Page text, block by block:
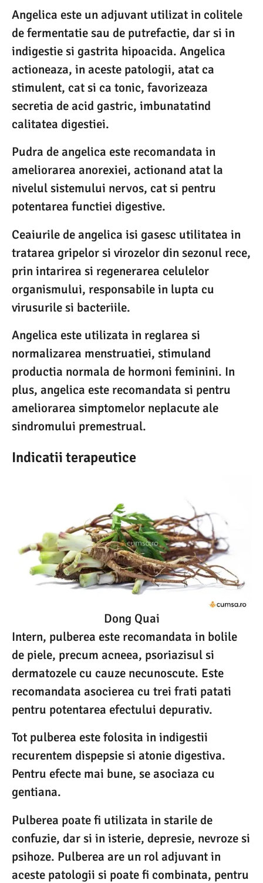
Angelica este un adjuvant utilizat in colitele
de fermentatie sau de putrefactie, dar si in
indigestie si gastrita hipoacida. Angelica
actioneaza, in aceste patologii, atat ca
stimulent, cat si ca tonic, favorizeaza
secretia de acid gastric, imbunatatind
calitatea digestiei.
Pudra de angelica este recomandata in
ameliorarea anorexiei, actionand atat la
nivelul sistemului nervos, cat si pentru
potentarea functiei digestive.
Ceaiurile de angelica isi gasesc utilitatea in
tratarea gripelor si virozelor din sezonul rece,
prin intarirea si regenerarea celulelor
organismului, responsabile in lupta cu
virusurile si bacteriile.
Angelica este utilizata in reglarea si
normalizarea menstruatiei, stimuland
productia normala de hormoni feminini. In
plus, angelica este recomandata si pentru
ameliorarea simptomelor neplacute ale
sindromului premestrual.
Indicatii terapeutice
Dong Quai
Intern, pulberea este recomandata in bolile
de piele, precum acneea, psoriazisul si
dermatozele cu cauze necunoscute. Este
recomandata asocierea cu trei frati patati
pentru potentarea efectului depurativ.
Tot pulberea este folosita in indigestii
recurentem dispepsie si atonie digestiva.
Pentru efecte mai bune, se asociaza cu
gentiana.
Pulberea poate fi utilizata in starile de
confuzie, dar si in isterie, depresie, nevroze si
psihoze. Pulberea are un rol adjuvant in
aceste patologii si poate fi combinata, pentru